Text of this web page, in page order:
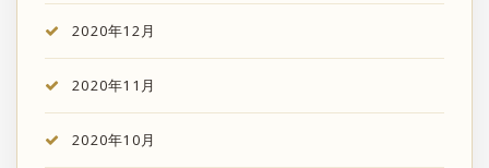
2020年12月
2020年11月
2020年10月